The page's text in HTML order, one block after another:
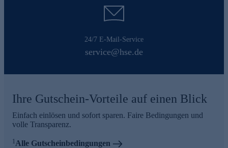
24/7 E-Mail-Service
service@hse.de
Ihre Gutschein-Vorteile auf einen Blick
Einfach einlösen und sofort sparen. Faire Bedingungen und
volle Transparenz.
1Alle Gutscheinbedingungen